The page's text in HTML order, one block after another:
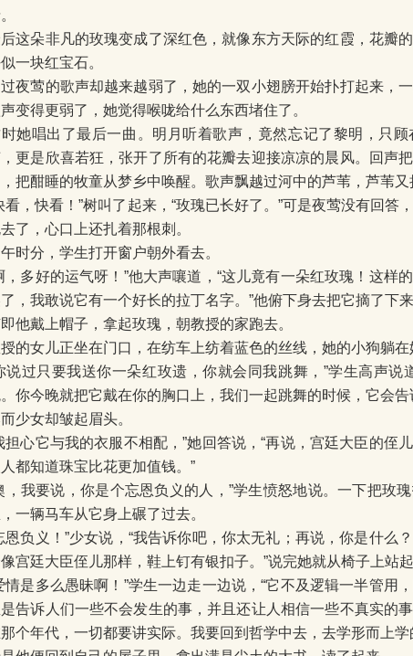
这朵非凡的玫瑰变成了深红色，就像东方天际的红霞，花瓣
一块红宝石。
夜莺的歌声却越来越弱了，她的一双小翅膀开始扑打起来，
变得更弱了，她觉得喉咙给什么东西堵住了。
她唱出了最后一曲。明月听着歌声，竟然忘记了黎明，只
更是欣喜若狂，张开了所有的花瓣去迎接凉凉的晨风。回声
把酣睡的牧童从梦乡中唤醒。歌声飘越过河中的芦苇，芦苇又
看，快看！”树叫了起来，“玫瑰已长好了。”可是夜莺没有回答
了，心口上还扎着那根刺。
时分，学生打开窗户朝外看去。
，多好的运气呀！”他大声嚷道，“这儿竟有一朵红玫瑰！这样
，我敢说它有一个好长的拉丁名字。”他俯下身去把它摘了下来
他戴上帽子，拿起玫瑰，朝教授的家跑去。
的女儿正坐在门口，在纺车上纺着蓝色的丝线，她的小狗躺在
说过只要我送你一朵红玫遗，你就会同我跳舞，”学生高声说
你今晚就把它戴在你的胸口上，我们一起跳舞的时候，它会告
少女却皱起眉头。
担心它与我的衣服不相配，”她回答说，“再说，宫廷大臣的侄
都知道珠宝比花更加值钱。”
，我要说，你是个忘恩负义的人，”学生愤怒地说。一下把玫
一辆马车从它身上碾了过去。
恩负义！”少女说，“我告诉你吧，你太无礼；再说，你是什么
宫廷大臣侄儿那样，鞋上钉有银扣子。”说完她就从椅子上站
情是多么愚昧啊！”学生一边走一边说，“它不及逻辑一半管用
告诉人们一些不会发生的事，并且还让人相信一些不真实的
个年代，一切都要讲实际。我要回到哲学中去，去学形而上学